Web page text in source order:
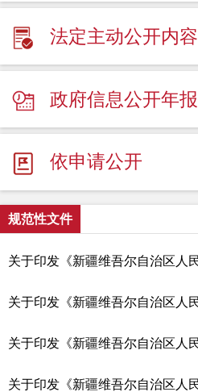
法定主动公开内容
政府信息公开年报
依申请公开
规范性文件